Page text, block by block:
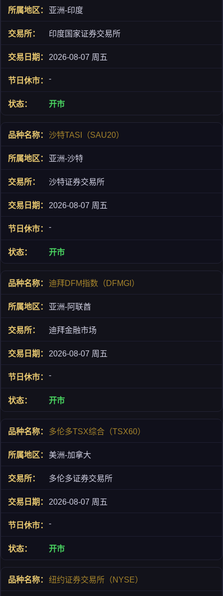
亚洲-印度
印度国家证券交易所
2026-08-07 周五
-
开市
沙特TASI（SAU20）
亚洲-沙特
沙特证券交易所
2026-08-07 周五
-
开市
迪拜DFM指数（DFMGI）
亚洲-阿联酋
迪拜金融市场
2026-08-07 周五
-
开市
多伦多TSX综合（TSX60）
美洲-加拿大
多伦多证券交易所
2026-08-07 周五
-
开市
纽约证券交易所（NYSE）